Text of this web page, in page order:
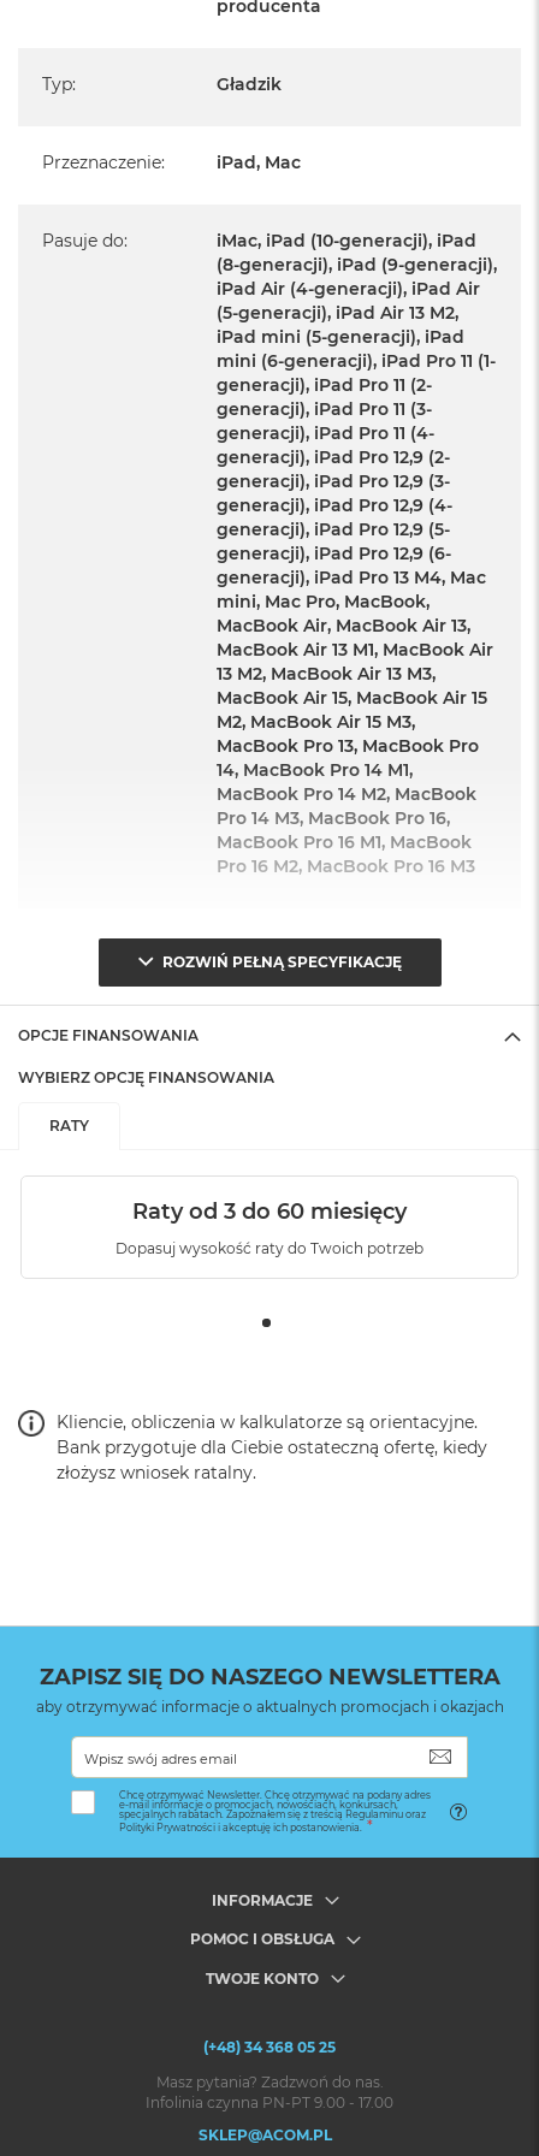
producenta
Typ: Gładzik
Przeznaczenie: iPad, Mac
Pasuje do:
iMac, iPad (10-generacji), iPad
(8-generacji), iPad (9-generacji),
iPad Air (4-generacji), iPad Air
(5-generacji), iPad Air 13 M2,
iPad mini (5-generacji), iPad
mini (6-generacji), iPad Pro 11 (1-
generacji), iPad Pro 11 (2-
generacji), iPad Pro 11 (3-
generacji), iPad Pro 11 (4-
generacji), iPad Pro 12,9 (2-
generacji), iPad Pro 12,9 (3-
generacji), iPad Pro 12,9 (4-
generacji), iPad Pro 12,9 (5-
generacji), iPad Pro 12,9 (6-
generacji), iPad Pro 13 M4, Mac
mini, Mac Pro, MacBook,
MacBook Air, MacBook Air 13,
MacBook Air 13 M1, MacBook Air
13 M2, MacBook Air 13 M3,
MacBook Air 15, MacBook Air 15
M2, MacBook Air 15 M3,
MacBook Pro 13, MacBook Pro
14, MacBook Pro 14 M1,
MacBook Pro 14 M2, MacBook
Pro 14 M3, MacBook Pro 16,
MacBook Pro 16 M1, MacBook
Pro 16 M2, MacBook Pro 16 M3
Łączność: Bezprzewodowa
informacje
Biały
Zawartość zestawu: Gładzik Magic Trackpad,
Wysokość : 1.09 cm
Znak zgodności : CE
ROZWIŃ PEŁNĄ SPECYFIKACJĘ
OPCJE FINANSOWANIA
WYBIERZ OPCJĘ FINANSOWANIA
RATY
Raty od 3 do 60 miesięcy
Dopasuj wysokość raty do Twoich potrzeb
Kliencie, obliczenia w kalkulatorze są orientacyjne.
Bank przygotuje dla Ciebie ostateczną ofertę, kiedy
złożysz wniosek ratalny.
ZAPISZ SIĘ DO NASZEGO NEWSLETTERA
aby otrzymywać informacje o aktualnych promocjach i okazjach
Chcę otrzymywać Newsletter. Chcę otrzymywać na podany adres
e-mail informacje o promocjach, nowościach, konkursach,
specjalnych rabatach. Zapoznałem się z treścią Regulaminu oraz
Polityki Prywatności i akceptuję ich postanowienia.
INFORMACJE
POMOC I OBSŁUGA
TWOJE KONTO
(+48) 34 368 05 25
Masz pytania? Zadzwoń do nas.
Infolinia czynna PN-PT 9.00 - 17.00
SKLEP@ACOM.PL